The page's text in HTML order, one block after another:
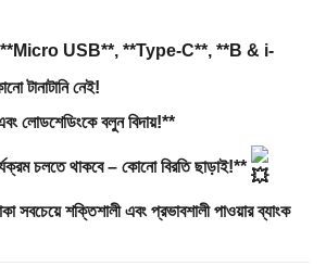
– **Micro USB**, **Type-C**, **B & i-
টানাটানি নেই!
লোডশেডিংকে বলুন বিদায়!**
চলতে থাকবে – কোনো বিরতি ছাড়াই!**
সবচেয়ে শক্তিশালী এবং প্রভাবশালী পাওয়ার ব্যাংক